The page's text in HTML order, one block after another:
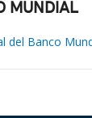
MUNDIAL
del Banco